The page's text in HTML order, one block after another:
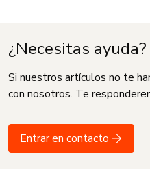
¿Necesitas ayuda?
Si nuestros artículos no te
con nosotros. Te
Entrar en contacto